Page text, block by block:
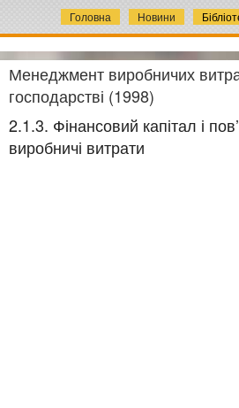
Головна Новини
Менеджмент виробничих
господарстві (1998)
2.1.3. Фінансовий капітал і
виробничі витрати